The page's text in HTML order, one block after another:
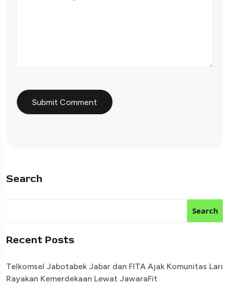
Search
Search
Recent Posts
Telkomsel Jabotabek Jabar dan FITA Ajak Komunitas Lari
Rayakan Kemerdekaan Lewat JawaraFit